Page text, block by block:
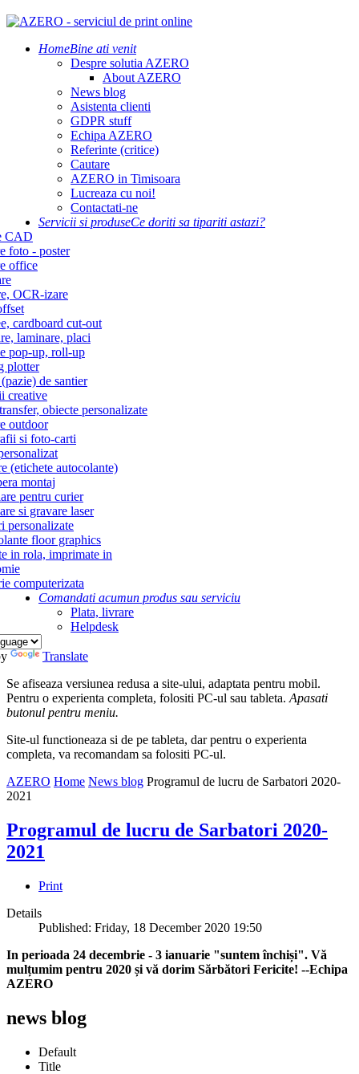
HomeBine ati venit
Despre solutia AZERO
About AZERO
News blog
Asistenta clienti
GDPR stuff
Echipa AZERO
Referinte (critice)
Cautare
AZERO in Timisoara
Lucreaza cu noi!
Contactati-ne
Servicii si produseCe doriti sa tipariti astazi?
CAD
foto - poster
office
OCR-izare
cardboard cut-out
laminare, placi
pop-up, roll-up
plotter
de santier
creative
obiecte personalizate
outdoor
si foto-carti
(etichete autocolante)
montaj
pentru curier
si gravare laser
personalizate
floor graphics
in rola, imprimate in
computerizata
Comandati acumun produs sau serviciu
Plata, livrare
Helpdesk
Translate
Se afiseaza versiunea redusa a site-ului, adaptata pentru mobil.
Pentru o experienta completa, folositi PC-ul sau tableta. Apasati
butonul pentru meniu.
Site-ul functioneaza si de pe tableta, dar pentru o experienta
completa, va recomandam sa folositi PC-ul.
AZERO Home News blog Programul de lucru de Sarbatori 2020-
2021
Programul de lucru de Sarbatori 2020-
2021
Print
Details
Published: Friday, 18 December 2020 19:50
In perioada 24 decembrie - 3 ianuarie "suntem închiși". Vă
mulțumim pentru 2020 și vă dorim Sărbători Fericite! --Echipa
AZERO
news blog
Default
Title